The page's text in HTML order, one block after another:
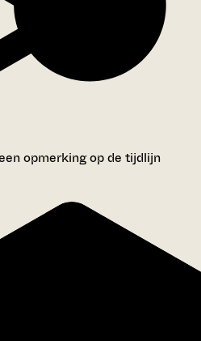
opmerking op de tijdlijn